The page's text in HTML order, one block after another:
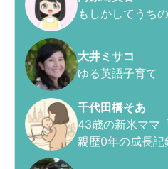
もしかしてうち
大井ミサコ
ゆる英語子育て
千代田橋そあ
43歳の新米ママ
親歴0年の成長記